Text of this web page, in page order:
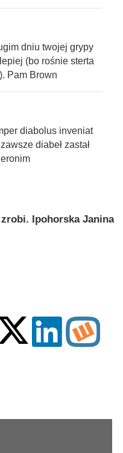
dniu twojej grypy
(bo rośnie sterta
Pam Brown
diabolus inveniat
diabeł zastał
Ipohorska Janina